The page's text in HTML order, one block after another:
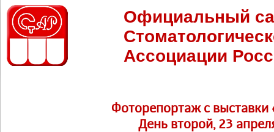
Официальный
Ассоциации
Фоторепортаж c выставки
День второй, 23